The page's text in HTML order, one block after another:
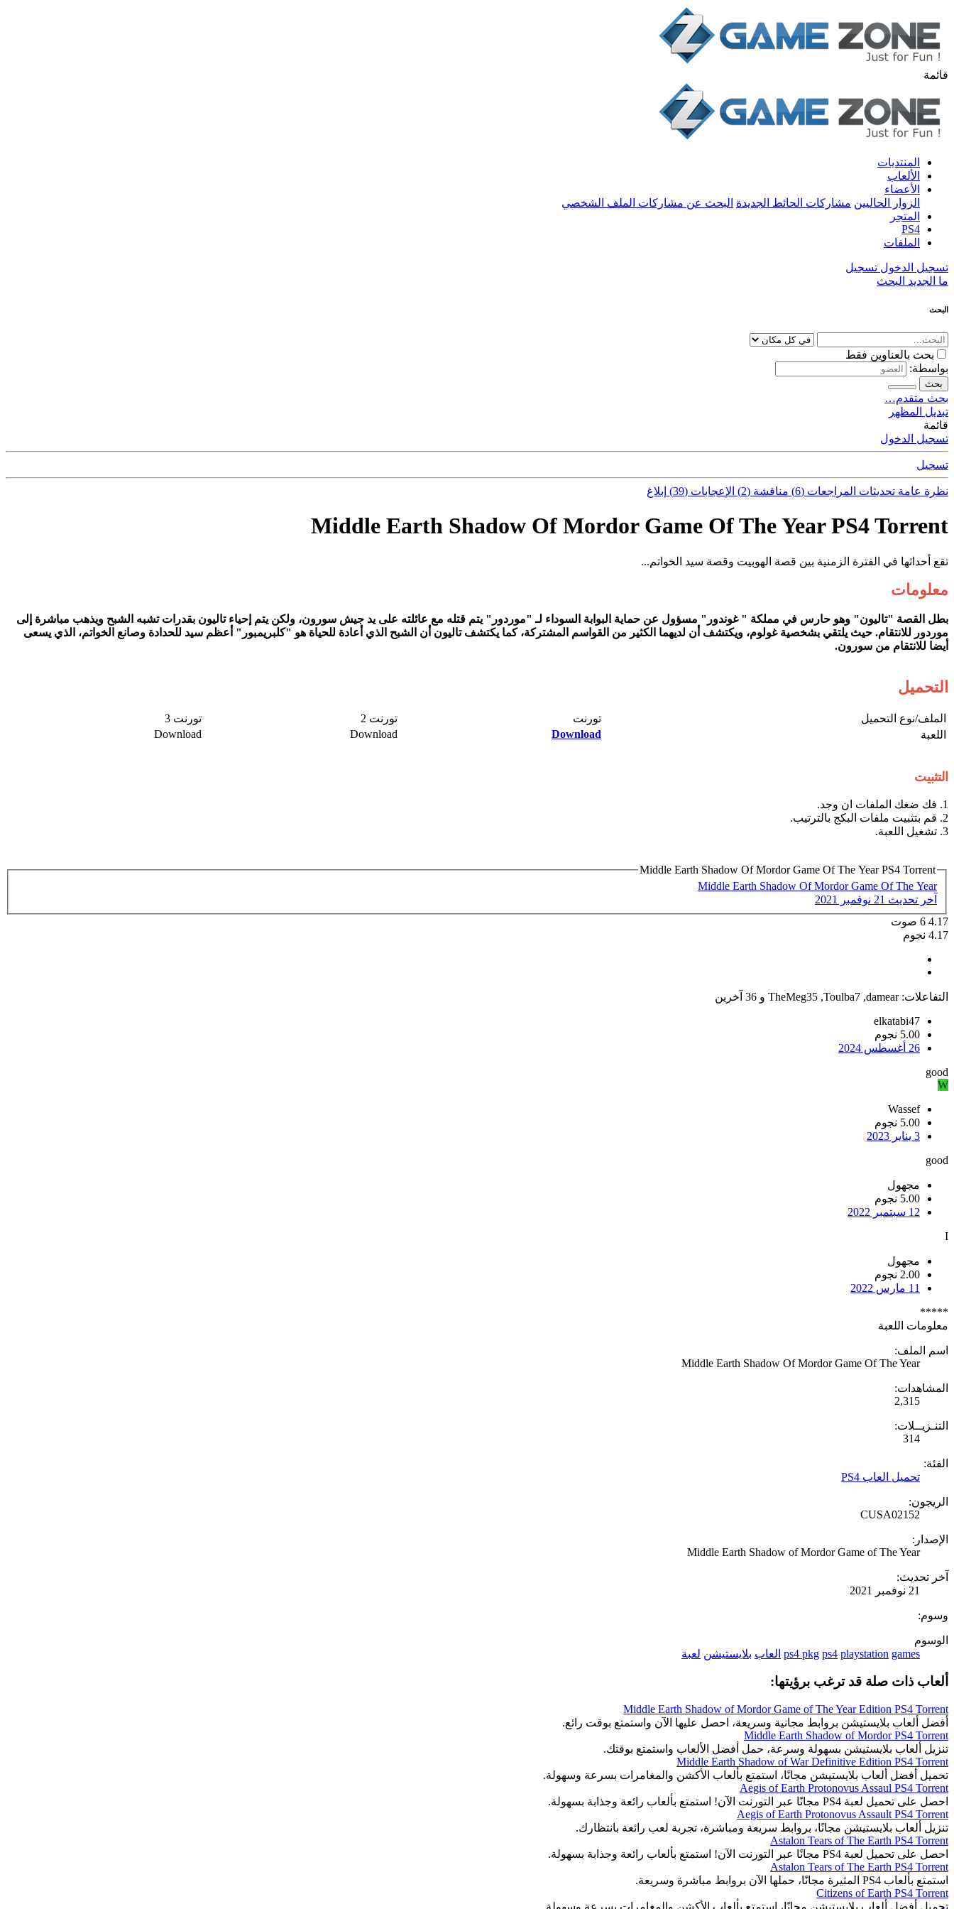
قائمة
المنتديات
الألعاب
الأعضاء
الزوار الحاليين مشاركات الحائط الجديدة البحث عن مشاركات الملف الشخصي
المتجر
PS4
الملفات
تسجيل الدخول تسجيل
ما الجديد البحث
البحث
بحث بالعناوين فقط
بواسطة:
بحث
بحث متقدم…
تبديل المظهر
قائمة
تسجيل الدخول
تسجيل
نظرة عامة تحديثات المراجعات (6) مناقشة (2) الإعجابات (39) إبلاغ
Middle Earth Shadow Of Mordor Game Of The Year PS4 Torrent
تقع أحداثها في الفترة الزمنية بين قصة الهوبيت وقصة سيد الخواتم...
معلومات
بطل القصة "تاليون" وهو حارس في مملكة " غوندور" مسؤول عن حماية البوابة السوداء لـ "موردور" يتم قتله مع عائلته على يد جيش سورون، ولكن يتم إحياء تاليون بقدرات تشبه الشبح ويذهب مباشرة إلى
موردور للانتقام. حيث يلتقي بشخصية غولوم، ويكتشف أن لديهما الكثير من القواسم المشتركة، كما يكتشف تاليون أن الشبح الذي أعادة للحياة هو "كلبريمبور" أعظم سيد للحدادة وصانع الخواتم، الذي يسعى
أيضا للانتقام من سورون.
التحميل
الملف/نوع التحميل​ تورنت​ تورنت 2​
تورنت 3​
اللعبة​
Download
Download​
Download​
التثبيت
1. فك ضغك الملفات ان وجد.
2. قم بتثبيت ملفات البكج بالترتيب.
3. تشغيل اللعبة.
Middle Earth Shadow Of Mordor Game Of The Year PS4 Torrent
Middle Earth Shadow Of Mordor Game Of The Year
آخر تحديث 21 نوفمبر 2021
4.17
6 صوت
4.17 نجوم
التفاعلات: damear
,
Toulba7
,
TheMeg35 و 36 آخرين
elkatabi47
5.00 نجوم
26 أغسطس 2024
good
W
Wassef
5.00 نجوم
3 يناير 2023
good
مجهول
5.00 نجوم
12 سبتمبر 2022
I
مجهول
2.00 نجوم
11 مارس 2022
*****
معلومات اللعبة
اسم الملف:
Middle Earth Shadow Of Mordor Game Of The Year
المشاهدات:
2,315
التنـزيــلات:
314
الفئة:
تحميل العاب PS4
الريجون:
CUSA02152
الإصدار:
Middle Earth Shadow of Mordor Game of The Year
آخر تحديث:
21 نوفمبر 2021
وسوم:
الوسوم
games
playstation
ps4
ps4 pkg العاب بلايستيشن لعبة
ألعاب ذات صلة قد ترغب برؤيتها:
Middle Earth Shadow of Mordor Game of The Year Edition PS4 Torrent
أفضل ألعاب بلايستيشن بروابط مجانية وسريعة، احصل عليها الآن واستمتع بوقت رائع.
Middle Earth Shadow of Mordor PS4 Torrent
تنزيل ألعاب بلايستيشن بسهولة وسرعة، حمل أفضل الألعاب واستمتع بوقتك.
Middle Earth Shadow of War Definitive Edition PS4 Torrent
تحميل أفضل ألعاب بلايستيشن مجانًا، استمتع بألعاب الأكشن والمغامرات بسرعة وسهولة.
Aegis of Earth Protonovus Assaul PS4 Torrent
احصل على تحميل لعبة PS4 مجانًا عبر التورنت الآن! استمتع بألعاب رائعة وجذابة بسهولة.
Aegis of Earth Protonovus Assault PS4 Torrent
تنزيل ألعاب بلايستيشن مجانًا، بروابط سريعة ومباشرة، تجربة لعب رائعة بانتظارك.
Astalon Tears of The Earth PS4 Torrent
احصل على تحميل لعبة PS4 مجانًا عبر التورنت الآن! استمتع بألعاب رائعة وجذابة بسهولة.
Astalon Tears of The Earth PS4 Torrent
استمتع بألعاب PS4 المثيرة مجانًا، حملها الآن بروابط مباشرة وسريعة.
Citizens of Earth PS4 Torrent
تحميل أفضل ألعاب بلايستيشن مجانًا، استمتع بألعاب الأكشن والمغامرات بسرعة وسهولة.